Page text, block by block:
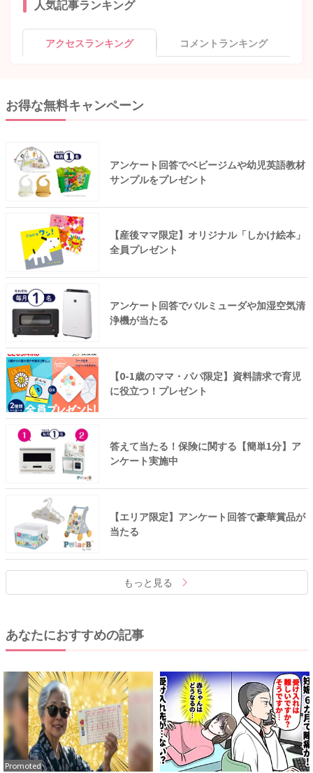
人気記事ランキング
アクセスランキング コメントランキング
お得な無料キャンペーン
アンケート回答でベビージムや幼児英語教材
サンプルをプレゼント
【産後ママ限定】オリジナル「しかけ絵本」
全員プレゼント
アンケート回答でバルミューダや加湿空気清
浄機が当たる
【0-1歳のママ・パパ限定】資料請求で育児
に役立つ！プレゼント
答えて当たる！保険に関する【簡単1分】ア
ンケート実施中
【エリア限定】アンケート回答で豪華賞品が
当たる
もっと見る
あなたにおすすめの記事
Promoted